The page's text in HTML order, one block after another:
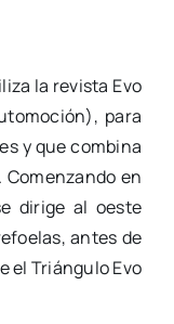
la revista Evo
para
y que combina
en
dirige al oeste
antes de
el Triángulo Evo